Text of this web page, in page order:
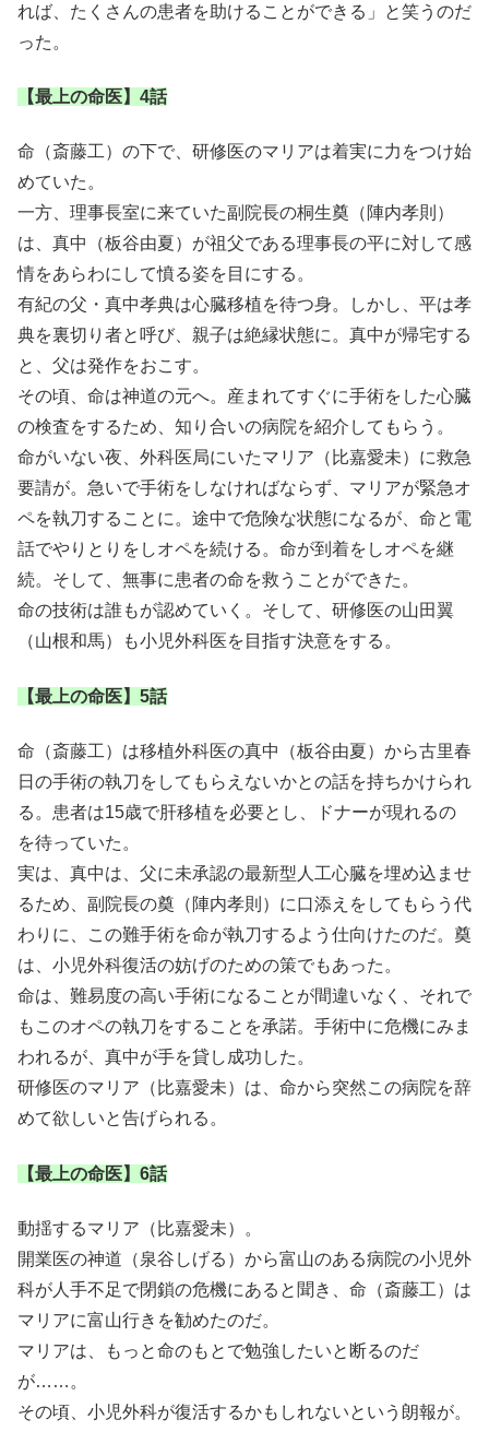
れば、たくさんの患者を助けることができる」と笑うのだ
った。
【最上の命医】4話
命（斎藤工）の下で、研修医のマリアは着実に力をつけ始
めていた。
一方、理事長室に来ていた副院長の桐生奠（陣内孝則）
は、真中（板谷由夏）が祖父である理事長の平に対して感
情をあらわにして憤る姿を目にする。
有紀の父・真中孝典は心臓移植を待つ身。しかし、平は孝
典を裏切り者と呼び、親子は絶縁状態に。真中が帰宅する
と、父は発作をおこす。
その頃、命は神道の元へ。産まれてすぐに手術をした心臓
の検査をするため、知り合いの病院を紹介してもらう。
命がいない夜、外科医局にいたマリア（比嘉愛未）に救急
要請が。急いで手術をしなければならず、マリアが緊急オ
ペを執刀することに。途中で危険な状態になるが、命と電
話でやりとりをしオペを続ける。命が到着をしオペを継
続。そして、無事に患者の命を救うことができた。
命の技術は誰もが認めていく。そして、研修医の山田翼
（山根和馬）も小児外科医を目指す決意をする。
【最上の命医】5話
命（斎藤工）は移植外科医の真中（板谷由夏）から古里春
日の手術の執刀をしてもらえないかとの話を持ちかけられ
る。患者は15歳で肝移植を必要とし、ドナーが現れるの
を待っていた。
実は、真中は、父に未承認の最新型人工心臓を埋め込ませ
るため、副院長の奠（陣内孝則）に口添えをしてもらう代
わりに、この難手術を命が執刀するよう仕向けたのだ。奠
は、小児外科復活の妨げのための策でもあった。
命は、難易度の高い手術になることが間違いなく、それで
もこのオペの執刀をすることを承諾。手術中に危機にみま
われるが、真中が手を貸し成功した。
研修医のマリア（比嘉愛未）は、命から突然この病院を辞
めて欲しいと告げられる。
【最上の命医】6話
動揺するマリア（比嘉愛未）。
開業医の神道（泉谷しげる）から富山のある病院の小児外
科が人手不足で閉鎖の危機にあると聞き、命（斎藤工）は
マリアに富山行きを勧めたのだ。
マリアは、もっと命のもとで勉強したいと断るのだ
が……。
その頃、小児外科が復活するかもしれないという朗報が。